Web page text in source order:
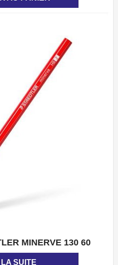
APERÇU
MINERVE 130 60
LA SUITE